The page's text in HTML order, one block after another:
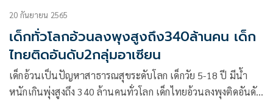
20 กันยายน 2565
เด็กทั่วโลกอ้วนลงพุงสูงถึง340ล้านคน เด็ก
ไทยติดอันดับ2กลุ่มอาเซียน
เด็กอ้วนเป็นปัญหาสาธารณสุขระดับโลก เด็กวัย 5-18 ปี มีน้ำ
หนักเกินพุ่งสูงถึง 340 ล้านคนทั่วโลก เด็กไทยอ้วนลงพุงติดอันดับ